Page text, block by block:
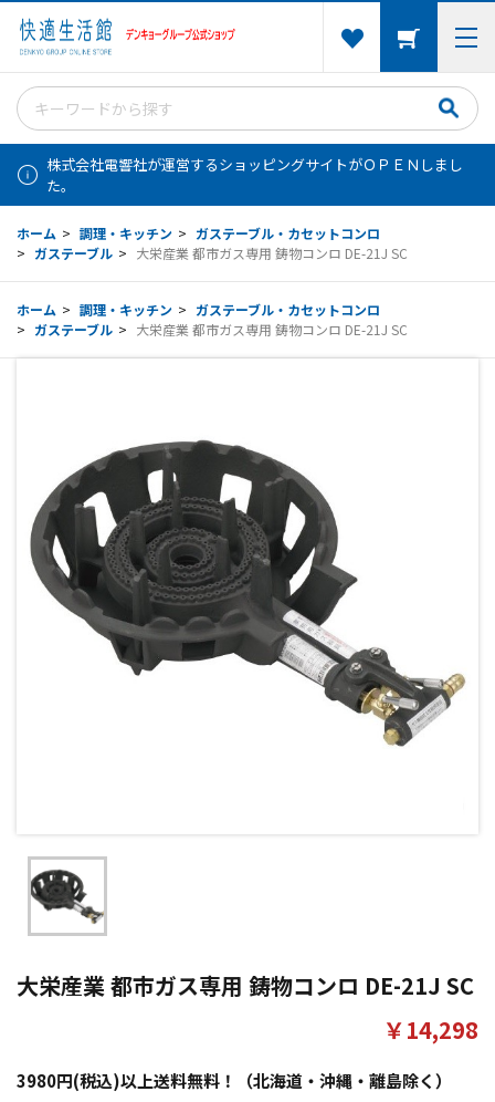
株式会社電響社が運営するショッピングサイトがＯＰＥＮしまし
た。
ホーム > 調理・キッチン > ガステーブル・カセットコンロ
> ガステーブル > 大栄産業 都市ガス専用 鋳物コンロ DE-21J SC
ホーム > 調理・キッチン > ガステーブル・カセットコンロ
> ガステーブル > 大栄産業 都市ガス専用 鋳物コンロ DE-21J SC
大栄産業 都市ガス専用 鋳物コンロ DE-21J SC
3980円(税込)以上送料無料！（北海道・沖縄・離島除く）
￥14,298